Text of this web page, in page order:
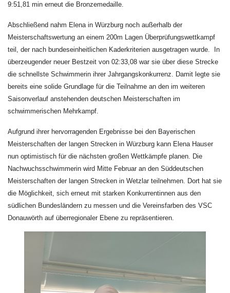
9:51,81 min erneut die Bronzemedaille.
Abschließend nahm Elena in Würzburg noch außerhalb der
Meisterschaftswertung an einem 200m Lagen Überprüfungswettkampf
teil, der nach bundeseinheitlichen Kaderkriterien ausgetragen wurde. In
überzeugender neuer Bestzeit von 02:33,08 war sie über diese Strecke
die schnellste Schwimmerin ihrer Jahrgangskonkurrenz. Damit legte sie
bereits eine solide Grundlage für die Teilnahme an den im weiteren
Saisonverlauf anstehenden deutschen Meisterschaften im
schwimmerischen Mehrkampf.
Aufgrund ihrer hervorragenden Ergebnisse bei den Bayerischen
Meisterschaften der langen Strecken in Würzburg kann Elena Hauser
nun optimistisch für die nächsten großen Wettkämpfe planen. Die
Nachwuchsschwimmerin wird Mitte Februar an den Süddeutschen
Meisterschaften der langen Strecken in Wetzlar teilnehmen. Dort hat sie
die Möglichkeit, sich erneut mit starken Konkurrentinnen aus den
südlichen Bundesländern zu messen und die Vereinsfarben des VSC
Donauwörth auf überregionaler Ebene zu repräsentieren.